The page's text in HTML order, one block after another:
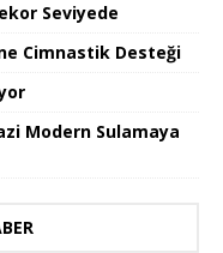
Seviyede
Cimnastik Desteği
Modern Sulamaya